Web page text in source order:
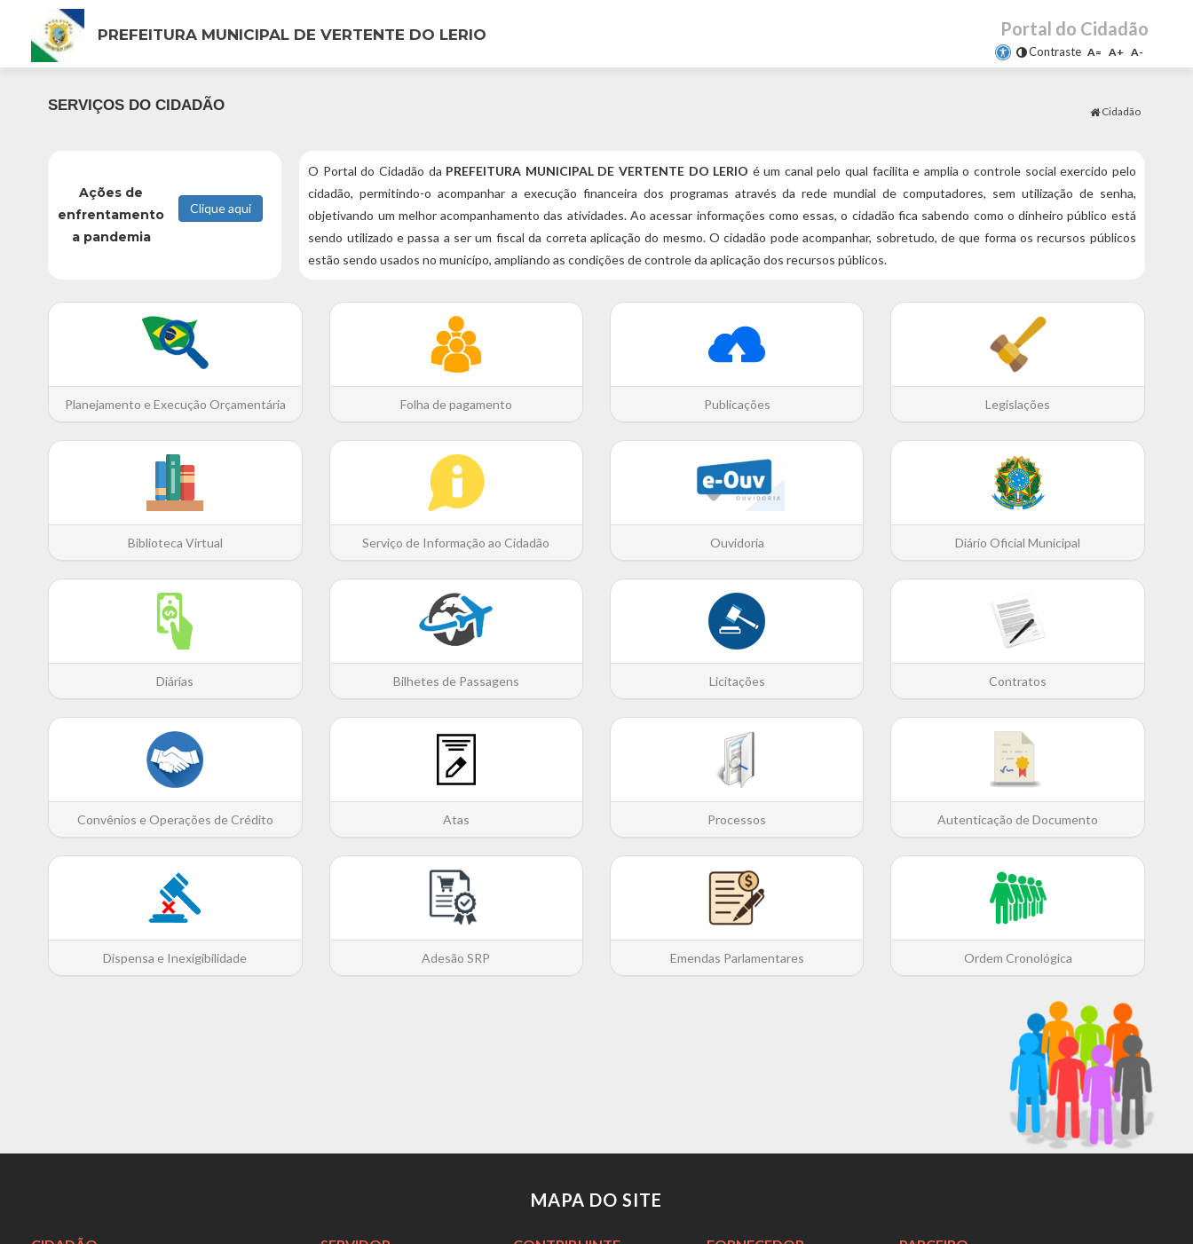
PREFEITURA MUNICIPAL DE VERTENTE DO LERIO Portal do Cidadão
Contraste A= A+ A-
Cidadão
SERVIÇOS DO CIDADÃO
Ações de
enfrentamento
a pandemia
O Portal do Cidadão da PREFEITURA MUNICIPAL DE VERTENTE DO LERIO é um canal pelo qual facilita e amplia o controle social exercido pelo
cidadão, permitindo-o acompanhar a execução financeira dos programas através da rede mundial de computadores, sem utilização de senha,
objetivando um melhor acompanhamento das atividades. Ao acessar informações como essas, o cidadão fica sabendo como o dinheiro público está
sendo utilizado e passa a ser um fiscal da correta aplicação do mesmo. O cidadão pode acompanhar, sobretudo, de que forma os recursos públicos
estão sendo usados no municípo, ampliando as condições de controle da aplicação dos recursos públicos.
Planejamento e Execução Orçamentária Folha de pagamento Publicações Legislações
Biblioteca Virtual Serviço de Informação ao Cidadão Ouvidoria Diário Oficial Municipal
Diárias Bilhetes de Passagens Licitações Contratos
Convênios e Operações de Crédito Atas Processos Autenticação de Documento
Dispensa e Inexigibilidade Adesão SRP Emendas Parlamentares Ordem Cronológica
MAPA DO SITE